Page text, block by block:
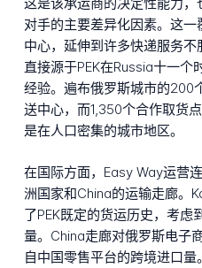
对手的主要差异化因素。这
中心，延伸到许多快递服务
直接源于PEK在Russia十一
经验。遍布俄罗斯城市的200
送中心，而1,350个合作取货
是在人口密集的城市地区。
在国际方面，Easy Way运营
洲国家和China的运输走廊。
了PEK既定的货运历史，考虑
量。China走廊对俄罗斯电子
自中国零售平台的跨境进口量